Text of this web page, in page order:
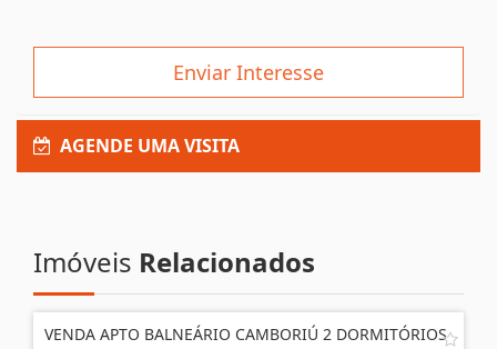
Enviar Interesse
AGENDE UMA VISITA
Imóveis Relacionados
VENDA APTO BALNEÁRIO CAMBORIÚ 2 DORMITÓRIOS